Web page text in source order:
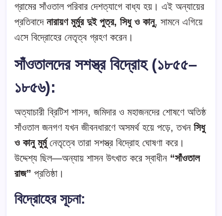
গ্রামের সাঁওতাল পরিবার দেশত্যাগে বাধ্য হয়। এই অন্যায়ের
প্রতিবাদে নারায়ণ মুর্মুর দুই পুত্র, সিধু ও কানু, সামনে এগিয়ে
এসে বিদ্রোহের নেতৃত্ব গ্রহণ করেন।
সাঁওতালদের সশস্ত্র বিদ্রোহ (১৮৫৫–
১৮৫৬):
অত্যাচারী ব্রিটিশ শাসন, জমিদার ও মহাজনদের শোষণে অতিষ্ঠ
সাঁওতাল জনগণ যখন জীবনধারণে অসমর্থ হয়ে পড়ে, তখন সিধু
ও কানু মুর্মুনেতৃত্বে তারা সশস্ত্র বিদ্রোহ ঘোষণা করে।
উদ্দেশ্য ছিল—অন্যায় শাসন উৎখাত করে স্বাধীন “সাঁওতাল
রাজ” প্রতিষ্ঠা।
বিদ্রোহের সূচনা: